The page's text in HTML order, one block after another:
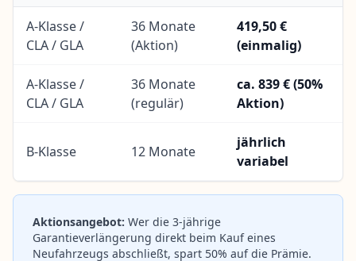
A-Klasse /
CLA / GLA
36 Monate
(Aktion)
419,50 €
(einmalig)
A-Klasse /
CLA / GLA
36 Monate
(regulär)
ca. 839 € (50%
Aktion)
B-Klasse 12 Monate
jährlich
variabel
Aktionsangebot: Wer die 3-jährige
Garantieverlängerung direkt beim Kauf eines
Neufahrzeugs abschließt, spart 50% auf die Prämie.